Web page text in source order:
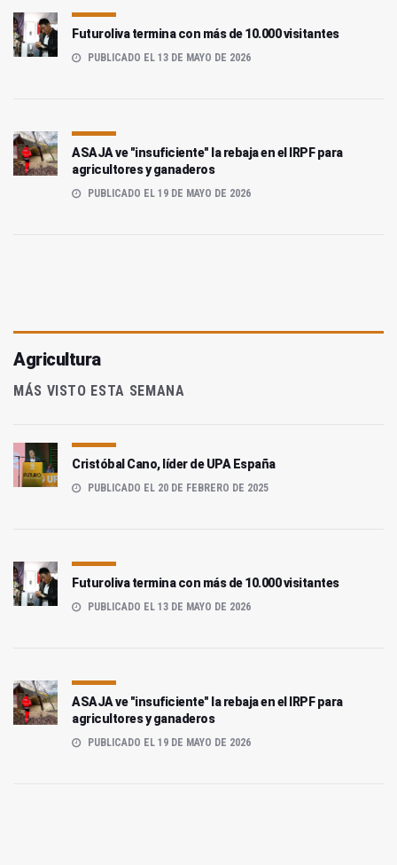
Futuroliva termina con más de 10.000 visitantes
PUBLICADO EL 13 DE MAYO DE 2026
ASAJA ve "insuficiente" la rebaja en el IRPF para
agricultores y ganaderos
PUBLICADO EL 19 DE MAYO DE 2026
Agricultura
MÁS VISTO ESTA SEMANA
Cristóbal Cano, líder de UPA España
PUBLICADO EL 20 DE FEBRERO DE 2025
Futuroliva termina con más de 10.000 visitantes
PUBLICADO EL 13 DE MAYO DE 2026
ASAJA ve "insuficiente" la rebaja en el IRPF para
agricultores y ganaderos
PUBLICADO EL 19 DE MAYO DE 2026